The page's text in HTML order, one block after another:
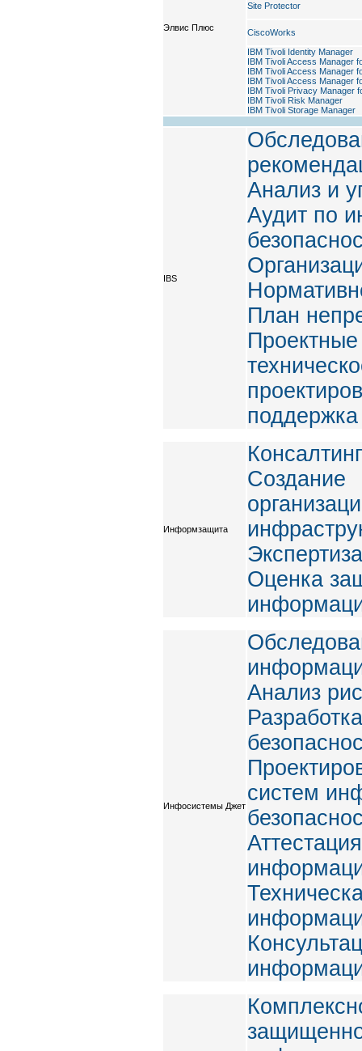
Элвис Плюс
Site Protector
CiscoWorks
IBM Tivoli Identity Manager
IBM Tivoli Access Manager
IBM Tivoli Access Manager
IBM Tivoli Access Manager
IBM Tivoli Privacy Manager
IBM Tivoli Risk Manager
IBM Tivoli Storage Manager
IBS
Анализ и
Аудит по
План
поддержка
Информзащита
Создание
Оценка
Инфосистемы Джет
Анализ
систем